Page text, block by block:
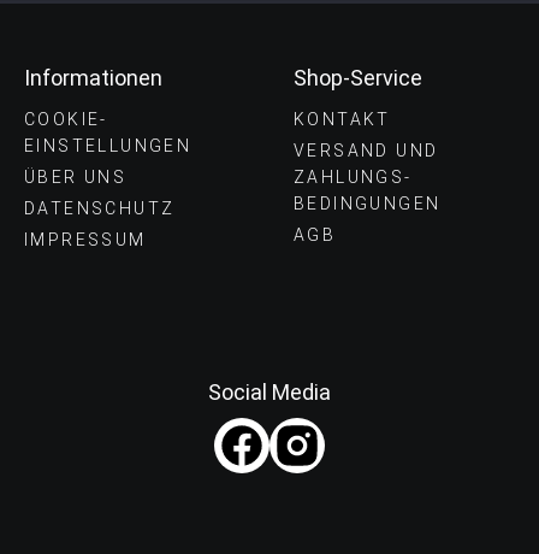
Informationen
COOKIE-
EINSTELLUNGEN
ÜBER UNS
DATENSCHUTZ
IMPRESSUM
Shop-Service
KONTAKT
VERSAND UND
ZAHLUNGS­
BEDINGUNGEN
AGB
Social Media